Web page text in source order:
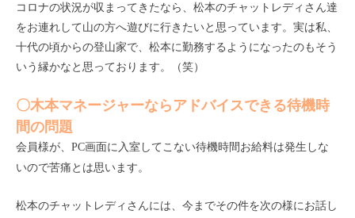
コロナの状況が収まってきたなら、松本のチャットレディさん達
をお連れして山の方へ遊びに行きたいと思っています。実は私、
十代の頃からの登山家で、松本に勤務するようになったのもそう
いう縁かなと思っております。（笑）
〇木本マネージャーならアドバイスできる待機時
間の問題
会員様が、 PC画面に入室してこない待機時間お給料は発生しな
いので苦痛とは思います。
松本のチャットレディさんには、今までその件を次の様にお話し